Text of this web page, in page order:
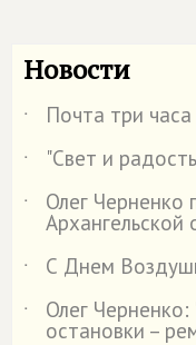
Новости
˙
Почта три
˙
"Свет и
˙
Олег Черненко
˙
С Днем
˙
Олег
остановки –